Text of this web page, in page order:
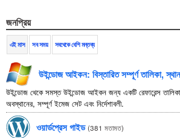
জনপ্রিয়
এই মাস সব সময় সবথেকে বেশি মন্তব্য
উইন্ডোজ আইকন: বিস্তারিত সম্পূর্ণ তালিকা,
উইন্ডোজ থেকে সমস্ত উইন্ডোজ আইকন জন্য একটি রেফারেন্স
অবস্থানের, সম্পূর্ণ ইমেজ সেট এবং নির্দেশাবলী.
ওয়ার্ডপ্রেস গাইড (381 মতামত)